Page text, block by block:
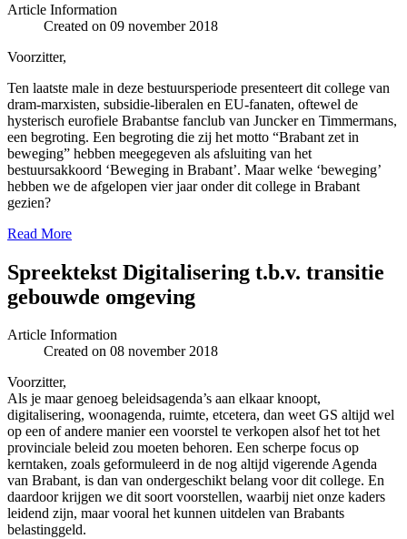
Article Information
Created on 09 november 2018
Voorzitter,
Ten laatste male in deze bestuursperiode presenteert dit college van
dram-marxisten, subsidie-liberalen en EU-fanaten, oftewel de
hysterisch eurofiele Brabantse fanclub van Juncker en Timmermans,
een begroting. Een begroting die zij het motto “Brabant zet in
beweging” hebben meegegeven als afsluiting van het
bestuursakkoord ‘Beweging in Brabant’. Maar welke ‘beweging’
hebben we de afgelopen vier jaar onder dit college in Brabant
gezien?
Read More
Spreektekst Digitalisering t.b.v. transitie
gebouwde omgeving
Article Information
Created on 08 november 2018
Voorzitter,
Als je maar genoeg beleidsagenda’s aan elkaar knoopt,
digitalisering, woonagenda, ruimte, etcetera, dan weet GS altijd wel
op een of andere manier een voorstel te verkopen alsof het tot het
provinciale beleid zou moeten behoren. Een scherpe focus op
kerntaken, zoals geformuleerd in de nog altijd vigerende Agenda
van Brabant, is dan van ondergeschikt belang voor dit college. En
daardoor krijgen we dit soort voorstellen, waarbij niet onze kaders
leidend zijn, maar vooral het kunnen uitdelen van Brabants
belastinggeld.